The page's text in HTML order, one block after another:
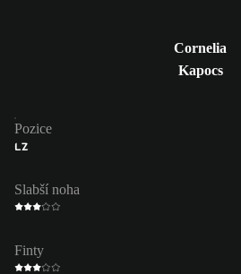
Cornelia
Kapocs
Pozice
LZ
Slabší noha
Finty